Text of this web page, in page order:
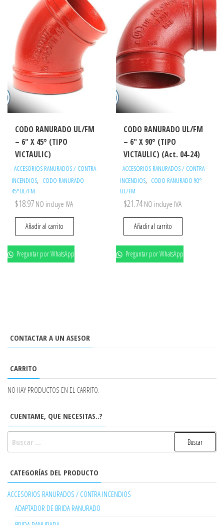
CODO RANURADO UL/FM
– 6″ X 45° (TIPO
VICTAULIC)
ACCESORIOS RANURADOS / CONTRA
INCENDIOS, CODO RANURADO
45°UL/FM
$18.97 NO incluye IVA
Añadir al carrito
Preguntar por WhatsApp
CODO RANURADO UL/FM
– 6″ X 90° (TIPO
VICTAULIC) (Act. 04-24)
ACCESORIOS RANURADOS / CONTRA
INCENDIOS, CODO RANURADO 90°
UL/FM
$21.74NO incluye IVA
Añadir al carrito
Preguntar por WhatsApp
CONTACTAR A UN ASESOR
CARRITO
NO HAY PRODUCTOS EN EL CARRITO.
CUENTAME, QUE NECESITAS..?
CATEGORÍAS DEL PRODUCTO
ACCESORIOS RANURADOS / CONTRA INCENDIOS
ADAPTADOR DE BRIDA RANURADO